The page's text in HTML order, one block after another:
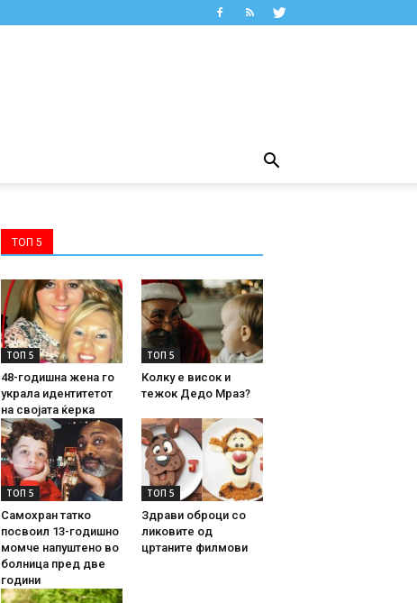
ТОП 5
ТОП 5
48-годишна жена го
украла идентитетот
на својата ќерка
ТОП 5
Колку е висок и
тежок Дедо Мраз?
ТОП 5
Самохран татко
посвоил 13-годишно
момче напуштено во
болница пред две
години
ТОП 5
Здрави оброци со
ликовите од
цртаните филмови